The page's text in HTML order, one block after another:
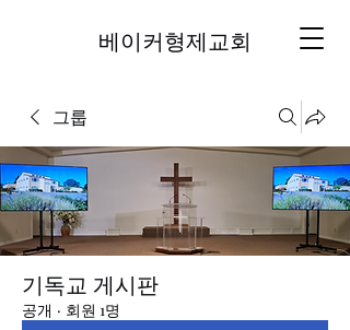
베이커형제교회
그룹
기독교 게시판
공개 · 회원 1명